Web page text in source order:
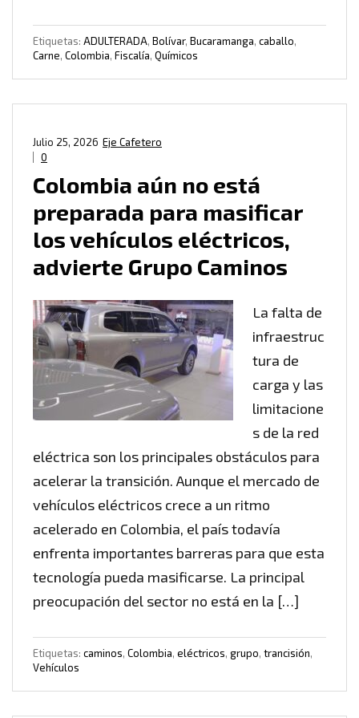
Etiquetas: ADULTERADA, Bolívar, Bucaramanga, caballo,
Carne, Colombia, Fiscalía, Químicos
Eje Cafetero
Julio 25, 2026
0
Colombia aún no está
preparada para masificar
los vehículos eléctricos,
advierte Grupo Caminos
La falta de
infraestruc
tura de
carga y las
limitacione
s de la red
eléctrica son los principales obstáculos para
acelerar la transición. Aunque el mercado de
vehículos eléctricos crece a un ritmo
acelerado en Colombia, el país todavía
enfrenta importantes barreras para que esta
tecnología pueda masificarse. La principal
preocupación del sector no está en la […]
Etiquetas: caminos, Colombia, eléctricos, grupo, trancisión,
Vehículos